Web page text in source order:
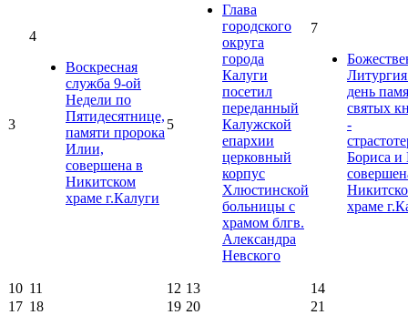
3
4
Воскресная
служба 9-ой
Недели по
Пятидесятнице,
памяти пророка
Илии,
совершена в
Никитском
храме г.Калуги
5
Глава
городского
округа
города
Калуги
посетил
переданный
Калужской
епархии
церковный
корпус
Хлюстинской
больницы с
храмом блгв.
Александра
Невского
7
день
святых
-
Бориса и
храме
10 11 12 13
14
17 18 19 20
21